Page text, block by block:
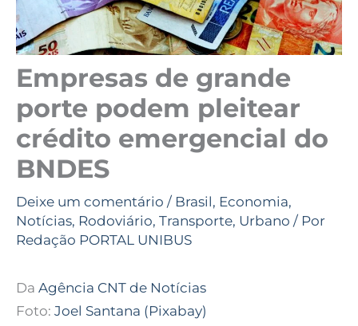
Empresas de grande
porte podem pleitear
crédito emergencial do
BNDES
Deixe um comentário / Brasil, Economia,
Notícias, Rodoviário, Transporte, Urbano / Por
Redação PORTAL UNIBUS
Da Agência CNT de Notícias
Foto: Joel Santana (Pixabay)